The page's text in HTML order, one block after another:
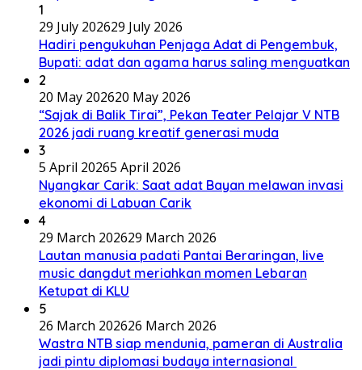
1
29 July 202629 July 2026
Hadiri pengukuhan Penjaga Adat di Pengembuk,
Bupati: adat dan agama harus saling menguatkan
2
20 May 202620 May 2026
“Sajak di Balik Tirai”, Pekan Teater Pelajar V NTB
2026 jadi ruang kreatif generasi muda
3
5 April 20265 April 2026
Nyangkar Carik: Saat adat Bayan melawan invasi
ekonomi di Labuan Carik
4
29 March 202629 March 2026
Lautan manusia padati Pantai Beraringan, live
music dangdut meriahkan momen Lebaran
Ketupat di KLU
5
26 March 202626 March 2026
Wastra NTB siap mendunia, pameran di Australia
jadi pintu diplomasi budaya internasional